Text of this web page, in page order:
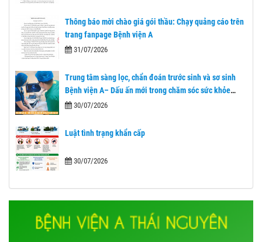
Thông báo mời chào giá gói thầu: Chạy quảng cáo trên
trang fanpage Bệnh viện A
31/07/2026
Trung tâm sàng lọc, chẩn đoán trước sinh và sơ sinh
Bệnh viện A– Dấu ấn mới trong chăm sóc sức khỏe
nhân dân sau 1 năm nhìn lại.
30/07/2026
Luật tình trạng khẩn cấp
30/07/2026